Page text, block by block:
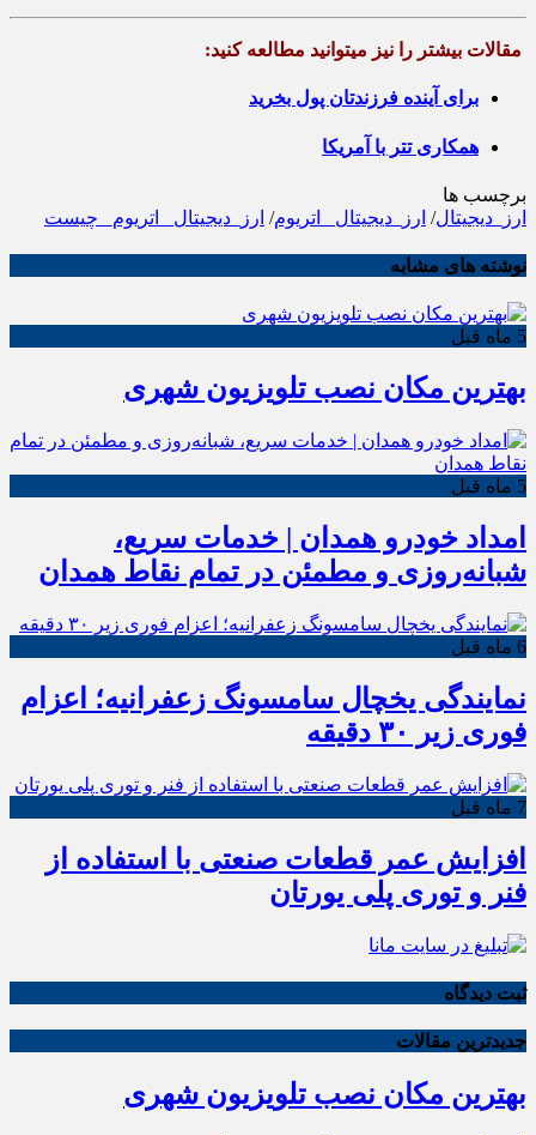
مقالات بیشتر را نیز میتوانید مطالعه کنید:
برای آینده فرزندتان پول بخرید
همکاری تتر با آمریکا
برچسب ها
ارز_دیجیتال/ ارز_دیجیتال_ اتریوم/ ارز_دیجیتال_ اتریوم_ چیست
نوشته های مشابه
5 ماه قبل
بهترین مکان نصب تلویزیون شهری
5 ماه قبل
امداد خودرو همدان | خدمات سریع،
شبانه‌روزی و مطمئن در تمام نقاط همدان
6 ماه قبل
نمایندگی یخچال سامسونگ زعفرانیه؛ اعزام
فوری زیر ۳۰ دقیقه
7 ماه قبل
افزایش عمر قطعات صنعتی با استفاده از
فنر و توری پلی یورتان
ثبت دیدگاه
جدیدترین مقالات
بهترین مکان نصب تلویزیون شهری